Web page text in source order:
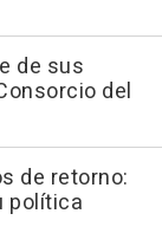
de sus
del
de retorno:
política